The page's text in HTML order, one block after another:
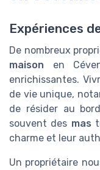
Expériences
De nombreux
maison en
enrichissantes.
de vie unique,
de résider au
souvent des mas
charme et leur
Un propriétaire